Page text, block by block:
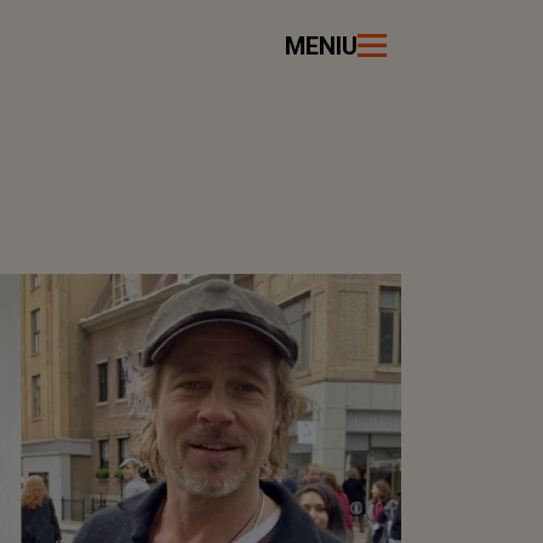
MENIU